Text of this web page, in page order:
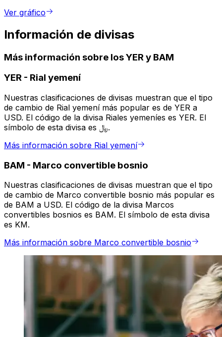
Ver gráfico
Información de divisas
Más información sobre los YER y BAM
YER - Rial yemení
Nuestras clasificaciones de divisas muestran que el tipo
de cambio de Rial yemení más popular es de YER a
USD. El código de la divisa Riales yemeníes es YER. El
símbolo de esta divisa es ﷼.
Más información sobre Rial yemení
BAM - Marco convertible bosnio
Nuestras clasificaciones de divisas muestran que el tipo
de cambio de Marco convertible bosnio más popular es
de BAM a USD. El código de la divisa Marcos
convertibles bosnios es BAM. El símbolo de esta divisa
es KM.
Más información sobre Marco convertible bosnio